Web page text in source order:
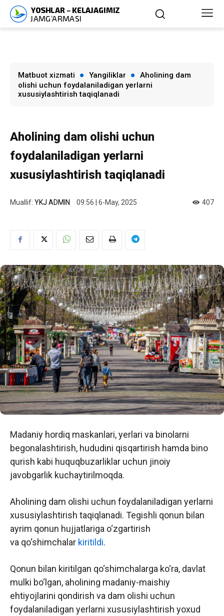
Matbuot xizmati Yangiliklar
Aholining dam
olishi uchun foydalaniladigan yerlarni
xususiylashtirish taqiqlanadi
Aholining dam olishi uchun
foydalaniladigan yerlarni
xususiylashtirish taqiqlanadi
Muallif: YKJ ADMIN 09:56 | 6-May, 2025 407
Madaniy hordiq maskanlari, yerlari va binolarni
begonalashtirish, hududini qisqartirish hamda bino
qurish kabi huquqbuzarliklar uchun jinoiy
javobgarlik kuchaytirilmoqda.
Aholining dam olishi uchun foydalaniladigan yerlarni
xususiylashtirish taqiqlanadi. Tegishli qonun bilan
ayrim qonun hujjatlariga o‘zgartirish
va qo‘shimchalar kiritildi.
Qonun bilan kiritilgan qo‘shimchalarga ko‘ra, davlat
mulki bo‘lgan, aholining madaniy-maishiy
ehtiyojlarini qondirish va dam olishi uchun
foydalaniladigan yerlarni xususiylashtirish yoxud